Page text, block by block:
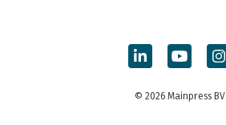
© 2026 Mainpress BV